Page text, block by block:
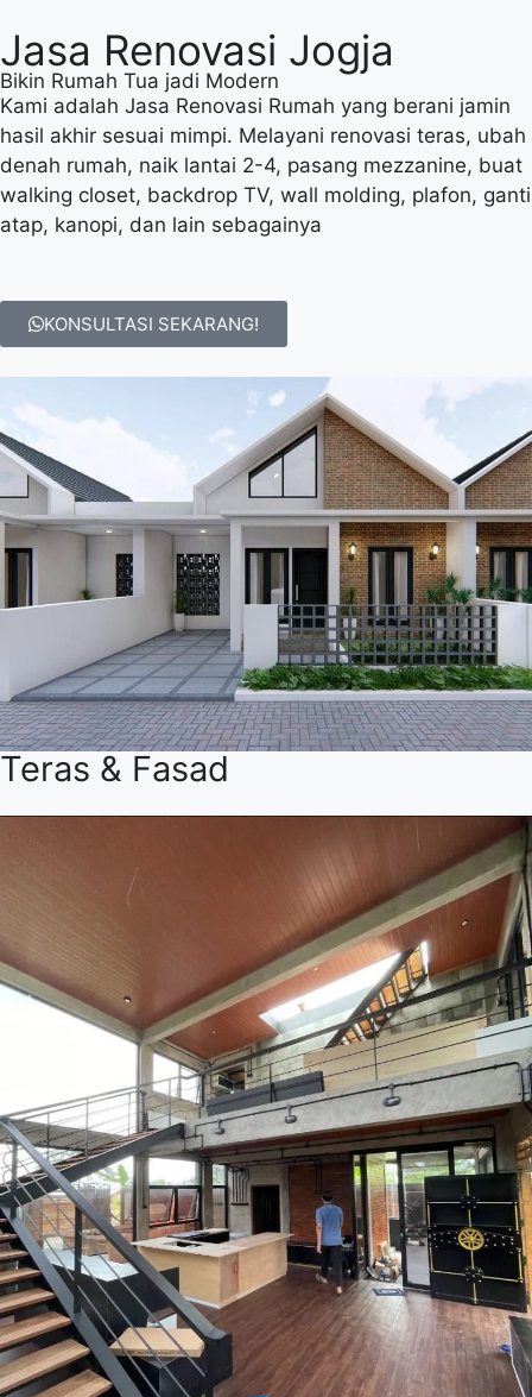
Jasa Renovasi Jogja
Bikin Rumah Tua jadi Modern
Kami adalah Jasa Renovasi Rumah yang berani jamin
hasil akhir sesuai mimpi. Melayani renovasi teras, ubah
denah rumah, naik lantai 2-4, pasang mezzanine, buat
walking closet, backdrop TV, wall molding, plafon, ganti
atap, kanopi, dan lain sebagainya
KONSULTASI SEKARANG!
Teras & Fasad